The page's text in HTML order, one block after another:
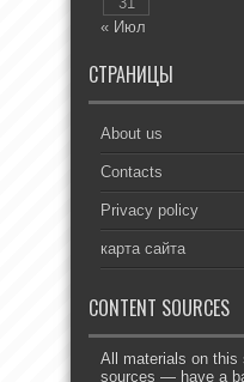
« Июл
СТРАНИЦЫ
About us
Contacts
Privacy policy
карта сайта
CONTENT SOURCES
All materials on this
sources — have a